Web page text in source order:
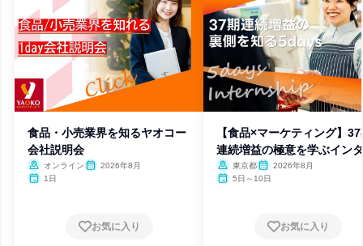
食品・小売業界を知るヤオコー
会社説明会
オンライン
2026年8月
1日
お気に入り
【食品×マーケティング】
連続増益の極意を学ぶイン
ン 東京都
2026年8月
5日～10日
お気に入り